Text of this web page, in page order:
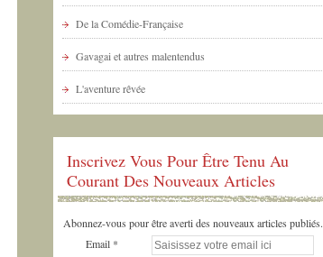
De la Comédie-Française
Gavagai et autres malentendus
L'aventure rêvée
Inscrivez Vous Pour Être Tenu Au
Courant Des Nouveaux Articles
Abonnez-vous pour être averti des nouveaux articles publiés.
Email